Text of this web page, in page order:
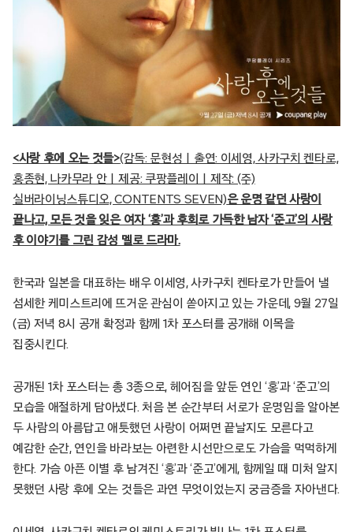
<사랑 후에 오는 것들>(감독: 문현성ㅣ출연: 이세영, 사카구치 켄타로,
홍종현, 나카무라 안ㅣ제공: 쿠팡플레이ㅣ제작: (주)
실버라이닝스튜디오, CONTENTS SEVEN)은 운명 같던 사랑이
끝나고, 모든 것을 잊은 여자 ‘홍’과 후회로 가득한 남자 ‘준고’의 사랑
후 이야기를 그린 감성 멜로 드라마.
한국과 일본을 대표하는 배우 이세영, 사카구치 켄타로가 만들어 낼
섬세한 케미스트리에 뜨거운 관심이 쏟아지고 있는 가운데, 9월 27일
(금) 저녁 8시 공개 확정과 함께 1차 포스터를 공개해 이목을
집중시킨다.
공개된 1차 포스터는 총 3종으로, 헤어짐을 앞둔 연인 ‘홍’과 ‘준고’의
모습을 애절하게 담아냈다. 처음 본 순간부터 서로가 운명임을 알아본
두 사람의 아름답고 애틋했던 사랑이 어쩌면 끝날지도 모른다고
예감한 순간, 연인을 바라보는 아련한 시선만으로도 가슴을 먹먹하게
한다. 가슴 아픈 이별 후 남겨진 ‘홍’과 ‘준고’에게, 함께일 때 미처 알지
못했던 사랑 후에 오는 것들은 과연 무엇이었는지 궁금증을 자아낸다.